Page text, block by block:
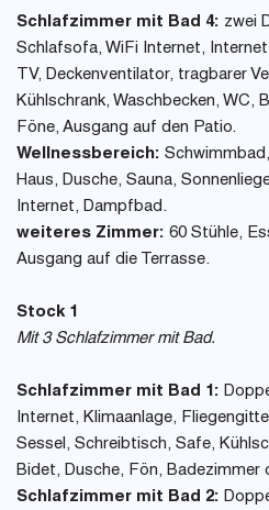
Schlafzimmer mit Bad 4: zwei
Schlafsofa, WiFi Internet,
TV, Deckenventilator, tragbarer
Kühlschrank, Waschbecken, WC,
Föne, Ausgang auf den Patio.
Wellnessbereich:
Haus, Dusche, Sauna,
Internet, Dampfbad.
weiteres Zimmer: 60 Stühle,
Ausgang auf die Terrasse.
Stock 1
Mit 3 Schlafzimmer mit Bad.
Schlafzimmer mit Bad 1:
Internet, Klimaanlage,
Sessel, Schreibtisch, Safe,
Bidet, Dusche, Fön, Badezimmer
Schlafzimmer mit Bad 2: